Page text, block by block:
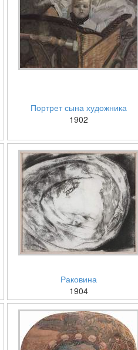
Портрет сына художника
1902
Раковина
1904